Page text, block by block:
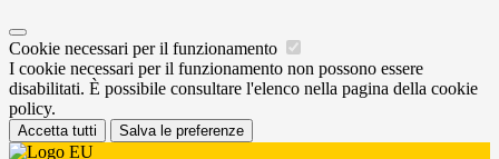
Cookie necessari per il funzionamento
I cookie necessari per il funzionamento non possono essere
disabilitati. È possibile consultare l'elenco nella pagina della cookie
policy.
Accetta tutti Salva le preferenze